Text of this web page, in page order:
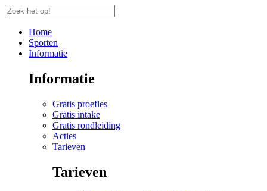
Home
Sporten
Informatie
Informatie
Gratis proefles
Gratis intake
Gratis rondleiding
Acties
Tarieven
Tarieven